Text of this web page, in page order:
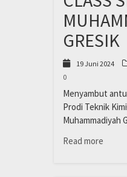
GRESIK
19 Juni 2024
0
Menyambut
Prodi Teknik
Muhammadiyah
Read more